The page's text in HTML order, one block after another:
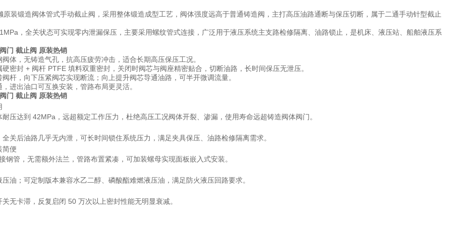
原装锻造阀体管式手动截止阀 ，采用整体锻造成型工艺，阀体强度远高于普通铸造阀，主打高压油路通断与保压切断，属于二通手动针型截止
，全关状态可实现零内泄漏保压，主要采用螺纹管式连接，广泛用于液压系统主支路检修隔离、油路锁止，是机床、液压站、船舶液压系
门 截止阀 原装热销
阀体，无铸造气孔，抗高压疲劳冲击，适合长期高压保压工况。
硬密封 + 阀杆 PTFE 填料双重密封，关闭时阀芯与阀座精密贴合，切断油路，长时间保压无泄压。
阀杆，向下压紧阀芯实现断流；向上提升阀芯导通油路，可半开微调流量。
，进出油口可互换安装，管路布局更灵活。
门 截止阀 原装热销
压达到 42MPa，远超额定工作压力，杜绝高压工况阀体开裂、渗漏，使用寿命远超铸造阀体阀门。
关后油路几乎无内泄，可长时间锁住系统压力，满足夹具保压、油路检修隔离需求。
简便
钢管，无需额外法兰，管路布置紧凑，可加装螺母实现面板嵌入式安装。
油；可定制版本兼容水乙二醇、磷酸酯难燃液压油，满足防火液压回路要求。
无卡滞，反复启闭 50 万次以上密封性能无明显衰减。